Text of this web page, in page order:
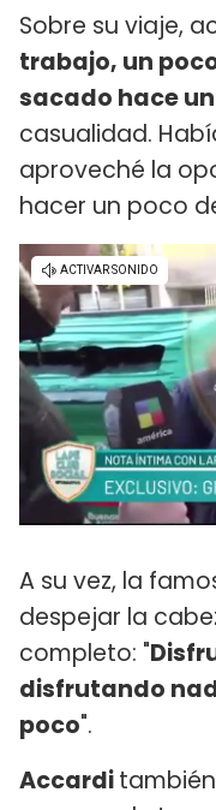
Sobre su viaje,
trabajo, un
sacado hace
casualidad.
aproveché la
hacer un poco
A su vez, la
despejar la
completo: "
disfrutando
poco".
Accardi